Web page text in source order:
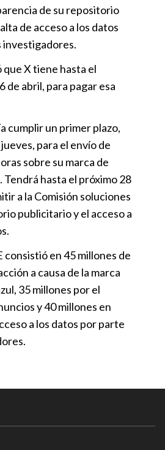
de su repositorio
de acceso a los datos
investigadores.
X tiene hasta el
de abril, para pagar esa
cumplir un primer plazo,
para el envío de
sobre su marca de
hasta el próximo 28
a la Comisión soluciones
publicitario y el acceso a
consistió en 45 millones de
a causa de la marca
35 millones por el
y 40 millones en
a los datos por parte